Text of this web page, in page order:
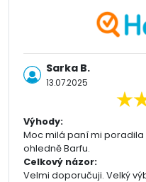
Sarka B.
13.07.2025
Výhody:
Moc milá paní mi
ohledně Barfu.
Celkový názor:
Velmi doporučuji. Velký